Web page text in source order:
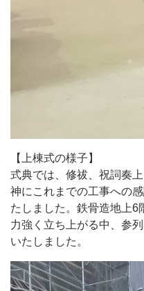
【上棟式の様子】
式典では、修祓、祝詞奏
神にこれまでの工事への
たしました。鉄骨造地上6
力強く立ち上がる中、参
いたしました。